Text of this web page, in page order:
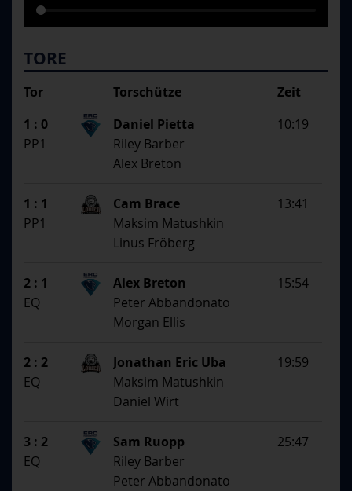
TORE
Tor Zeit
Torschütze
1. Assistent
2. Assistent
SS
1 : 0 10:19
Daniel Pietta
Riley Barber
Alex Breton
PP1
1 : 1 13:41
Cam Brace
Maksim Matushkin
Linus Fröberg
PP1
2 : 1 15:54
Alex Breton
Peter Abbandonato
Morgan Ellis
EQ
2 : 2 19:59
Jonathan Eric Uba
Maksim Matushkin
Daniel Wirt
EQ
3 : 2 25:47
Sam Ruopp
Riley Barber
Peter Abbandonato
EQ